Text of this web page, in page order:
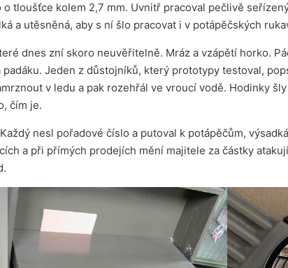
tloušťce kolem 2,7 mm. Uvnitř pracoval pečlivě
a utěsněná, aby s ní šlo pracovat i v potápěčských
dnes zní skoro neuvěřitelně. Mráz a vzápětí horko.
Jeden z důstojníků, který prototypy testoval,
v ledu a pak rozehřál ve vroucí vodě. Hodinky
čím je.
nesl pořadové číslo a putoval k potápěčům,
a při přímých prodejích mění majitele za částky